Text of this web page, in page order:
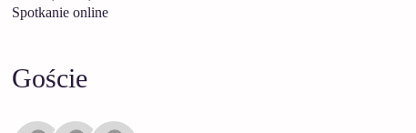
Spotkanie online
Goście